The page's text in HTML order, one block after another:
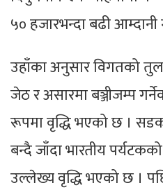
५० हजारभन्दा बढी
उहाँका अनुसार विगतको
जेठ र असारमा बञ्जीजम्प
रूपमा वृद्धि भएको छ ।
बन्दै जाँदा भारतीय
उल्लेख्य वृद्धि भएको छ ।